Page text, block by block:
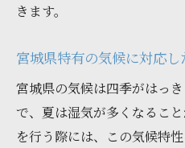
きます。
宮城県特有の気候に対応
宮城県の気候は四季がはっ
で、夏は湿気が多くなるこ
を行う際には、この気候特